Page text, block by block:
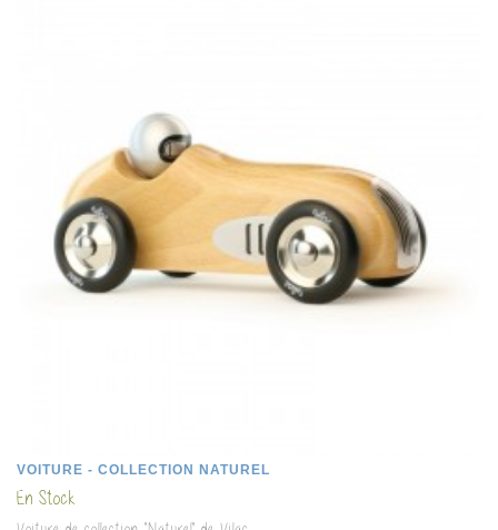
VOITURE - COLLECTION NATUREL
En Stock